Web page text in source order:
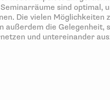
sind optimal,
Die vielen Möglichkeiten
außerdem die Gelegenheit,
und untereinander